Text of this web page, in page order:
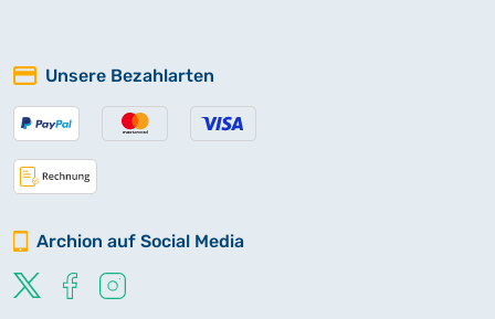
Unsere Bezahlarten
Archion auf Social Media